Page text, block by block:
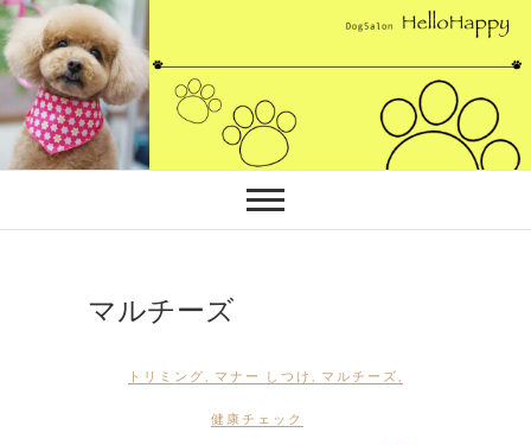
Skip
to
content
マルチーズ
トリミング マナー しつけ マルチーズ
健康チェック